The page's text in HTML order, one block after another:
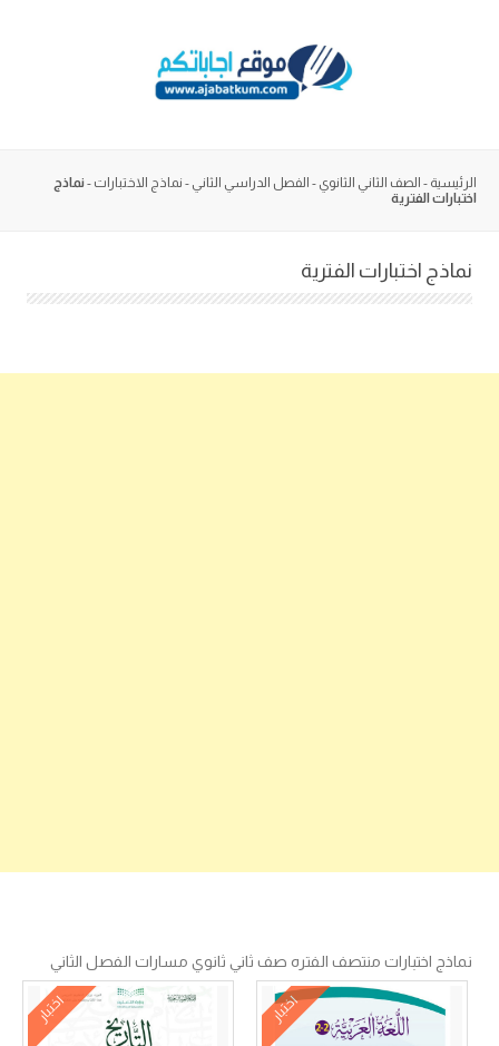
الرئيسية - الصف الثاني الثانوي - الفصل الدراسي الثاني - نماذج الاختبارات - نماذج
اختبارات الفترية
نماذج اختبارات الفترية
نماذج اختبارات منتصف الفتره صف ثاني ثانوي مسارات الفصل الثاني
اختبار اختبار